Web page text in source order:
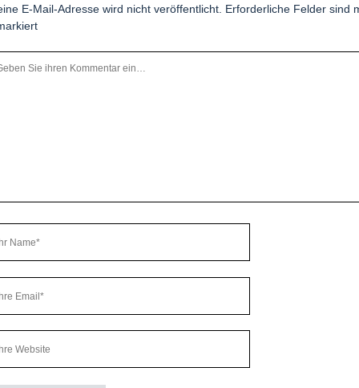
E-Mail-Adresse wird nicht veröffentlicht. Erforderliche Felder sind